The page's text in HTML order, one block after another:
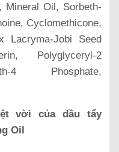
Mineral Oil, Sorbeth-
Cyclomethicone,
Lacryma-Jobi Seed
Polyglyceryl-2
4 Phosphate,
vời của dầu tẩy
Oil